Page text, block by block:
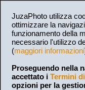
JuzaPhoto utilizza
ottimizzare la
funzionamento della
necessario l'utilizzo
(maggiori informazioni
Proseguendo nella
accettato i Termini
opzioni per la